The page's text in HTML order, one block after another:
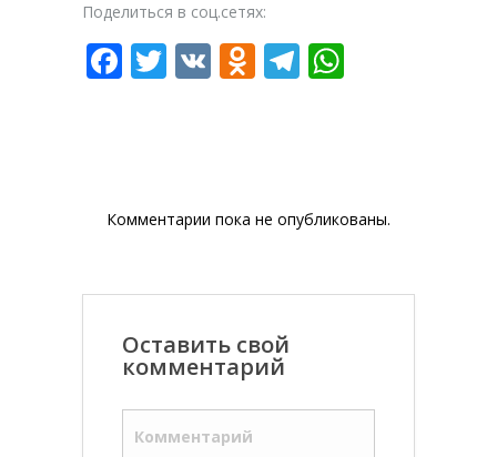
Поделиться в соц.сетях:
Facebook
Twitter
VK Odnoklassniki
Telegram
Комментарии пока не опубликованы.
Оставить свой
комментарий